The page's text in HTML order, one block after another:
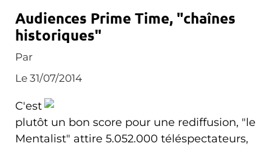
Audiences Prime Time, "chaînes
historiques"
Par
Le 31/07/2014
C'est
plutôt un bon score pour une rediffusion, "le
Mentalist" attire 5.052.000 téléspectateurs,